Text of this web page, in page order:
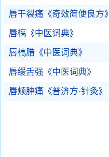
唇干裂痛《奇效简便良方》
唇槁《中医词典》
唇槁腊《中医词典》
唇缓舌强《中医词典》
唇颊肿痛《普济方·针灸》